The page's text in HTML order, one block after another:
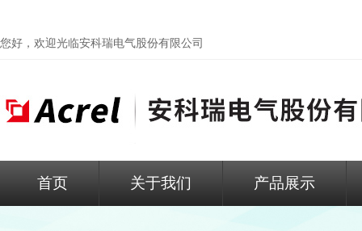
您好，欢迎光临安科瑞电气股份有限公司
首页 关于我们 产品展示